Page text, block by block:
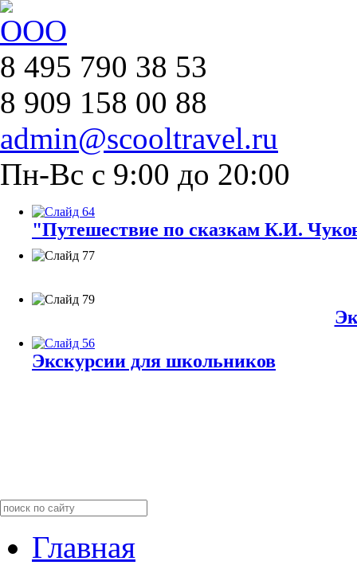
8 495 790 38 53
8 909 158 00 88
admin@scooltravel.ru
Пн-Вс с 9:00 до 20:00
"Путешествие по сказкам К.И.
Экскурсии для школьников
Главная